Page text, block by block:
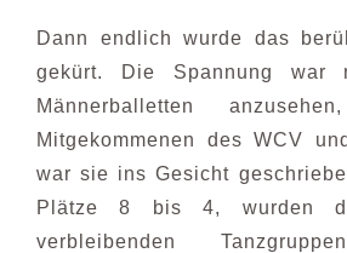
Dann endlich wurde das
gekürt. Die Spannung war
Männerballetten
Mitgekommenen des WCV
war sie ins Gesicht
Plätze 8 bis 4, wurden
verbleibenden